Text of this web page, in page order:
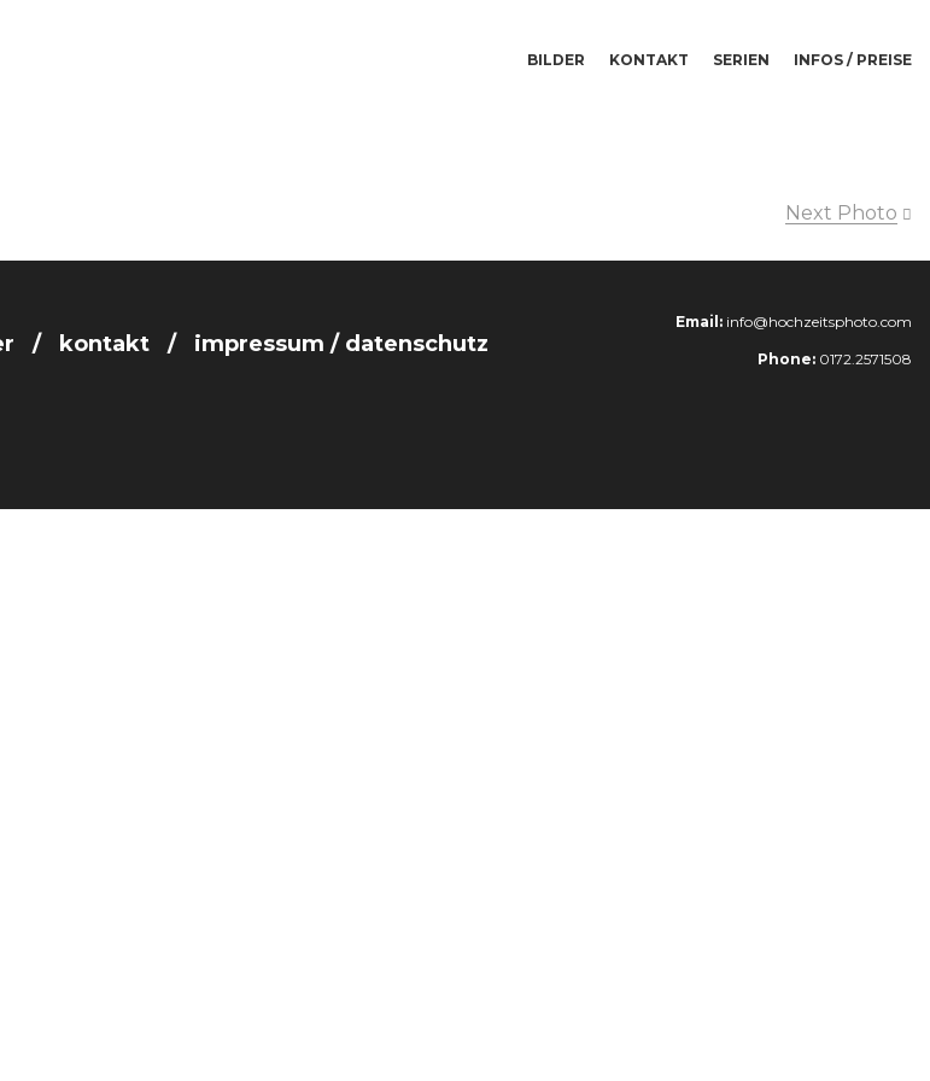
BILDER KONTAKT SERIEN INFOS / PREISE
Next Photo
kontakt impressum / datenschutz
Email: info@hochzeitsphoto.com
Phone: 0172.2571508